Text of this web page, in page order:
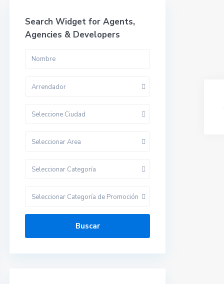
Search Widget for Agents,
Agencies & Developers
Arrendador
Seleccione Ciudad
Seleccionar Area
Seleccionar Categoría
Seleccionar Categoría de Promoción
Buscar